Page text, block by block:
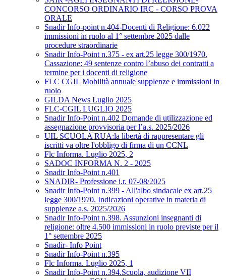
CONCORSO ORDINARIO IRC - CORSO PROVA
ORALE
Snadir Info-point n.404-Docenti di Religione: 6.022
immissioni in ruolo al 1° settembre 2025 dalle
procedure straordinarie
Snadir Info-Point n.375 - ex art.25 legge 300/1970.
Cassazione: 49 sentenze contro l’abuso dei contratti a
termine per i docenti di religione
FLC CGIL Mobilità annuale supplenze e immissioni in
ruolo
GILDA News Luglio 2025
FLC-CGIL LUGLIO 2025
Snadir Info-Point n.402 Domande di utilizzazione ed
assegnazione provvisoria per l’a.s. 2025/2026
UIL SCUOLA RUA:la libertà di rappresentare gli
iscritti va oltre l'obbligo di firma di un CCNL
Flc Informa. Luglio 2025, 2
SADOC INFORMA N. 2 - 2025
Snadir Info-Point n.401
SNADIR- Professione i.r. 07-08/2025
Snadir Info-Point n.399 - All'albo sindacale ex art.25
legge 300/1970. Indicazioni operative in materia di
supplenze a.s. 2025/2026
Snadir Info-Point n.398. Assunzioni insegnanti di
religione: oltre 4.500 immissioni in ruolo previste per il
1° settembre 2025
Snadir- Info Point
Snadir Info-Point n.395
Flc Informa. Luglio 2025, 1
Snadir Info-Point n.394.Scuola, audizione VII